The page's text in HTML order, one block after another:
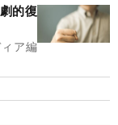
的復
ア編